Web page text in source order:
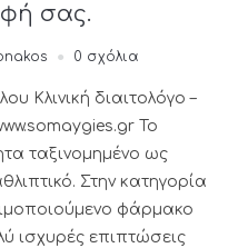
σας.
0 σχόλια
Κλινική διαιτολόγο –
Το
ταξινομημένο ως
Στην κατηγορία
φάρμακο
ισχυρές επιπτώσεις